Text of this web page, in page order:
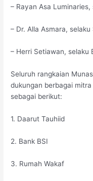
– Rayan Asa Luminaries,
– Dr. Alla Asmara,
– Herri Setiawan, selaku
Seluruh rangkaian
dukungan berbagai
sebagai berikut:
1. Daarut Tauhiid
2. Bank BSI
3. Rumah Wakaf